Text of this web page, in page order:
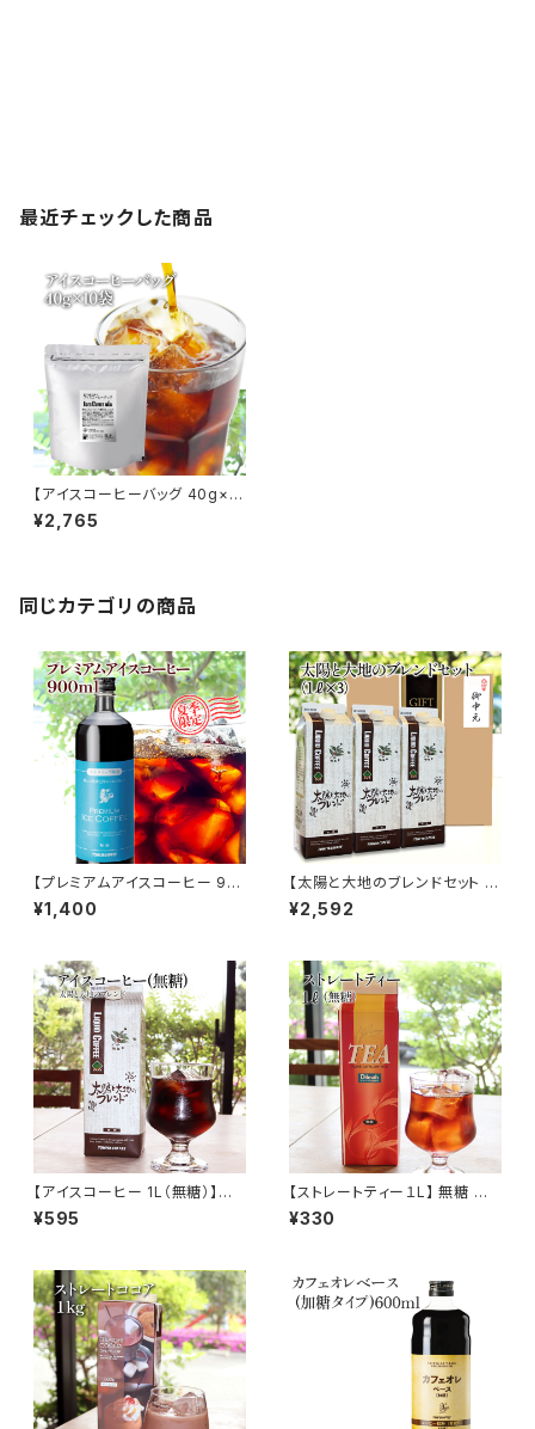
最近チェックした商品
【アイスコーヒーバッグ 40g×1
0袋】 中細挽 iced coffee ba
g アイスコーヒー ブラジル グア
¥2,765
同じカテゴリの商品
【プレミアムアイスコーヒー 90
0ml アイスコーヒー（無糖）】 リ
キッド アイス 自家焙煎 ドリップ
¥1,400
【太陽と大地のブレンドセット 1L
×3本 アイスコーヒー（無糖）】太
陽と大地のブレンド リキッド ア
中元
¥2,592
【アイスコーヒー 1L（無糖）】太
陽と大地のブレンド リキッド ア
イス 自家焙煎 ドリップ トミヤコ
¥595
【ストレートティー１L】 無糖 無
香料 無着色 業務用 ディルマ茶
葉 スリランカ セイロンティー ス
¥330